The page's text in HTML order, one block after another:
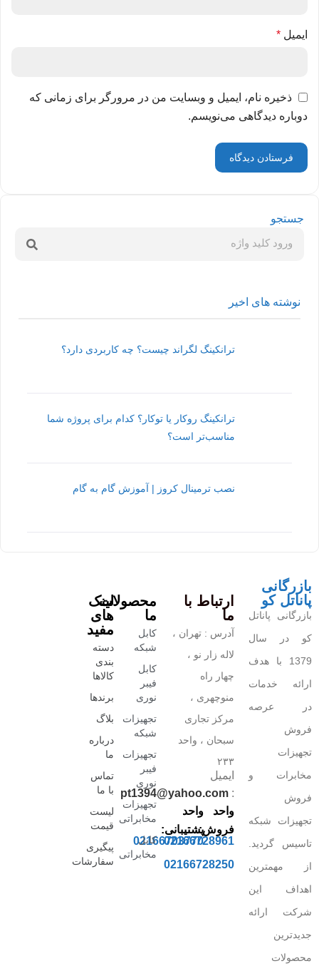
ایمیل *
ذخیره نام، ایمیل و وبسایت من در مرورگر برای زمانی که
دوباره دیدگاهی می‌نویسم.
جستجو
نوشته های اخیر
ترانکینگ لگراند چیست؟ چه کاربردی دارد؟
ترانکینگ روکار یا توکار؟ کدام برای پروژه شما
مناسب‌تر است؟
نصب ترمینال کروز | آموزش گام به گام
بازرگانی
پاناتل کو
بازرگانی پاناتل
کو در سال
1379 با هدف
ارائه خدمات
در عرصه
فروش
تجهیزات
مخابرات و
فروش
تجهیزات شبکه
تاسیس گردید.
از مهمترین
اهداف این
شرکت ارائه
جدیدترین
محصولات
ارتباط با
ما
آدرس : تهران ،
لاله زار نو ،
چهار راه
منوچهری ،
مرکز تجاری
سبحان ، واحد
۲۳۳
ایمیل
:
pt1394@yahoo.com
واحد
فروش:
02166728961
02166728250
واحد
پشتیبانی:
02166703770
محصولات
ما
کابل
شبکه
کابل
فیبر
نوری
تجهیزات
شبکه
تجهیزات
فیبر
نوری
تجهیزات
مخابراتی
کابل
مخابراتی
لینک
های
مفید
دسته
بندی
کالاها
برندها
بلاگ
درباره
ما
تماس
با ما
لیست
قیمت
پیگیری
سفارشات